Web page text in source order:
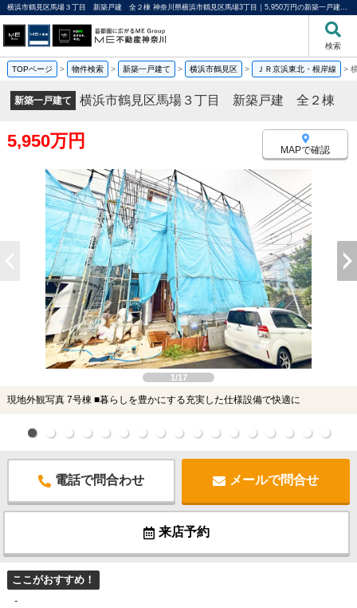
横浜市鶴見区馬場３丁目 新築戸建 全２棟 神奈川県横浜市鶴見区馬場3丁目｜5,950万円の新築一戸建て｜分譲住宅や新築物件｜ME不動産神奈川
検索
TOPページ > 物件検索 > 新築一戸建て > 横浜市鶴見区 > ＪＲ京浜東北・根岸線 >
新築一戸建て 横浜市鶴見区馬場３丁目 新築戸建 全２棟
5,950万円 MAPで確認
1/17
現地外観写真 7号棟 ■暮らしを豊かにする充実した仕様設備で快適に
電話で問合わせ メールで問合せ
来店予約
ここがおすすめ！
-